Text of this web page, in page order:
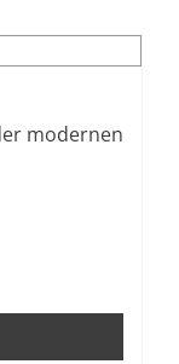
modernen